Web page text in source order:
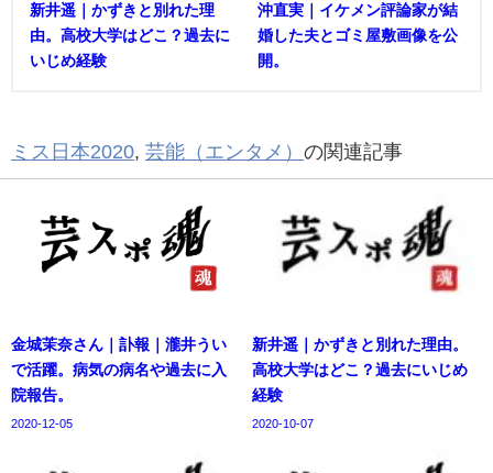
新井遥｜かずきと別れた理
由。高校大学はどこ？過去に
いじめ経験
沖直実｜イケメン評論家が結
婚した夫とゴミ屋敷画像を公
開。
ミス日本2020, 芸能（エンタメ） の関連記事
金城茉奈さん｜訃報｜瀧井うい
で活躍。病気の病名や過去に入
院報告。
2020-12-05
新井遥｜かずきと別れた理由。
高校大学はどこ？過去にいじめ
経験
2020-10-07